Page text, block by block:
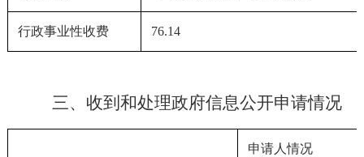
行政事业性收费 76.14
三、收到和处理政府信息公开申请情况
申请人情况